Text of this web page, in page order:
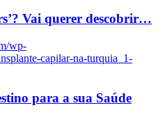
Vai querer descobrir…
wp-
capilar-na-turquia_1-
para a sua Saúde